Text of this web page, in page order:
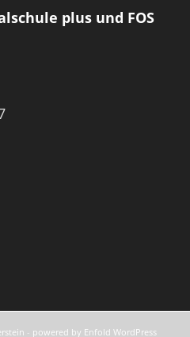
plus und FOS
powered by Enfold WordPress